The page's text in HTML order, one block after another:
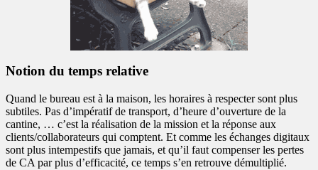
Notion du temps relative
Quand le bureau est à la maison, les horaires à respecter sont plus
subtiles. Pas d’impératif de transport, d’heure d’ouverture de la
cantine, … c’est la réalisation de la mission et la réponse aux
clients/collaborateurs qui comptent. Et comme les échanges digitaux
sont plus intempestifs que jamais, et qu’il faut compenser les pertes
de CA par plus d’efficacité, ce temps s’en retrouve démultiplié.